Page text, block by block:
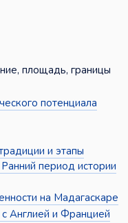
площадь, границы
потенциала
и этапы
период истории
на Мадагаскаре
Англией и Францией